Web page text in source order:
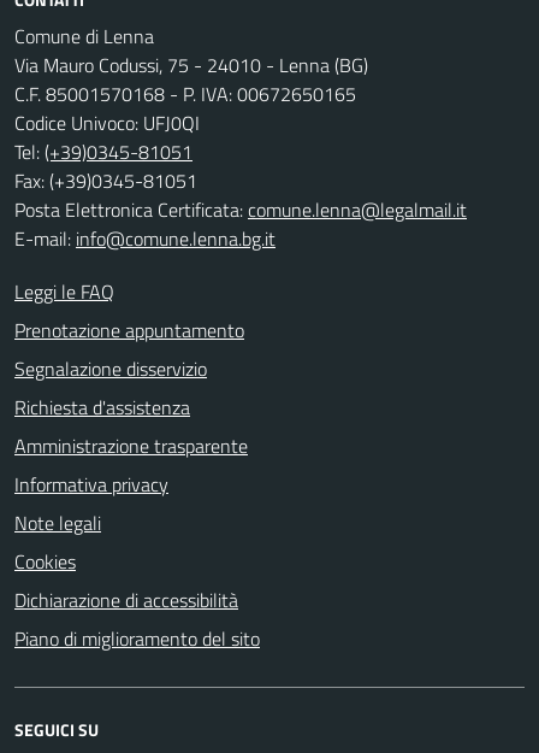
Comune di Lenna
Via Mauro Codussi, 75 - 24010 - Lenna (BG)
C.F. 85001570168 - P. IVA: 00672650165
Codice Univoco: UFJ0QI
Tel:(+39)0345-81051
Fax: (+39)0345-81051
Posta Elettronica Certificata:comune.lenna@legalmail.it
E-mail: info@comune.lenna.bg.it
Leggi le FAQ
Prenotazione appuntamento
Segnalazione disservizio
Richiesta d'assistenza
Amministrazione trasparente
Informativa privacy
Note legali
Cookies
Dichiarazione di accessibilità
Piano di miglioramento del sito
SEGUICI SU